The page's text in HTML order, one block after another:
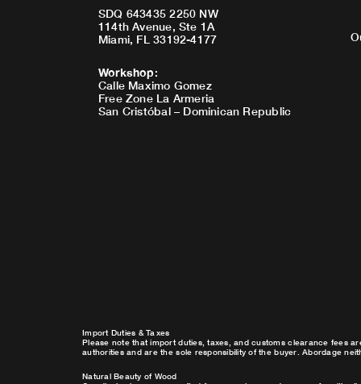
SDQ 643435 2250 NW
114th Avenue, Ste 1A
Miami, FL 33192-4177
Workshop:
Calle Maximo Gomez
Free Zone La Armeria
San Cristóbal – Dominican Republic
Import Duties & Taxes
Please note that import duties, taxes, and customs clearance fees
authorities and are the sole responsibility of the buyer. Abordage
Natural Beauty of Wood